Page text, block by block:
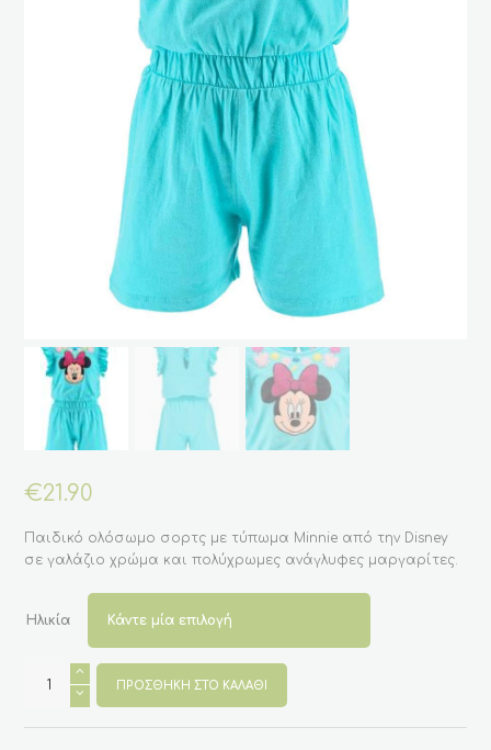
€21.90
Παιδικό ολόσωμο σορτς με τύπωμα Minnie από την Disney
σε γαλάζιο χρώμα και πολύχρωμες ανάγλυφες μαργαρίτες.
Ηλικία
Παιδικό
ολόσωμο
την
ΠΡΟΣΘΉΚΗ ΣΤΟ ΚΑΛΆΘΙ